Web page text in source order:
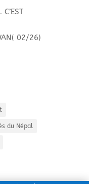
02/26)
du Népal